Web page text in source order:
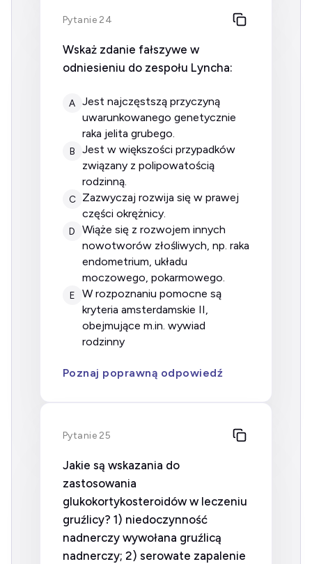
Pytanie 24
Wskaż zdanie fałszywe w
odniesieniu do zespołu Lyncha:
A
jest najczęstszą przyczyną
uwarunkowanego genetycznie
raka jelita grubego.
B
jest w większości przypadków
związany z polipowatością
rodzinną.
C
zazwyczaj rozwija się w prawej
części okrężnicy.
D
wiąże się z rozwojem innych
nowotworów złośliwych, np. raka
endometrium, układu
moczowego, pokarmowego.
E
w rozpoznaniu pomocne są
kryteria amsterdamskie II,
obejmujące m.in. wywiad
rodzinny
Poznaj poprawną odpowiedź
Pytanie 25
Jakie są wskazania do
zastosowania
glukokortykosteroidów w leczeniu
gruźlicy? 1) niedoczynność
nadnerczy wywołana gruźlicą
nadnerczy; 2) serowate zapalenie